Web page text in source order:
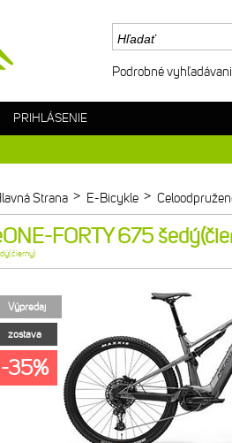
Strana > E-Bicykle >
FORTY 675
Výpredaj
zostava
-35%
Podrobné
PRIHLÁSENIE